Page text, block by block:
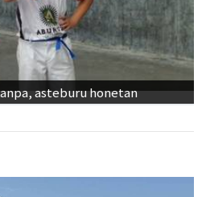
asteburu honetan